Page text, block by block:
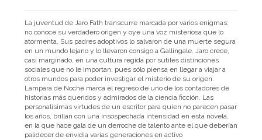
La juventud de Jaro Fath transcurre marcada por varios enigmas:
no conoce su verdadero origen y oye una voz misteriosa que lo
atormenta. Sus padres adoptivos lo salvaron de una muerte segura
en un mundo lejano y lo llevaron consigo a Gallingale. Jaro crece,
casi marginado, en una cultura regida por sutiles distinciones
sociales que no le importan, pues sólo piensa en llegar a viajar a
otros mundos para poder investigar el misterio de su origen.
Lámpara de Noche marca el regreso de uno de los contadores de
historias más queridos y admirados de la ciencia ficción. Las
personalísimas virtudes de un escritor para quien no parecen pasar
los años, brillan con una insospechada intensidad en esta novela,
en la que hace gala de un derroche de talento ante el que deberían
palidecer de envidia varias generaciones en activo